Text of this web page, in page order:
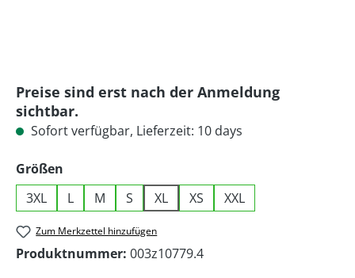
Preise sind erst nach der Anmeldung
sichtbar.
Sofort verfügbar, Lieferzeit: 10 days
Größen
3XL
L M S XL XS XXL
Zum Merkzettel hinzufügen
Produktnummer: 003z10779.4